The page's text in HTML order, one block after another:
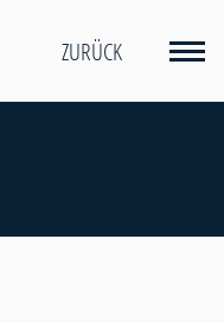
ZURÜCK